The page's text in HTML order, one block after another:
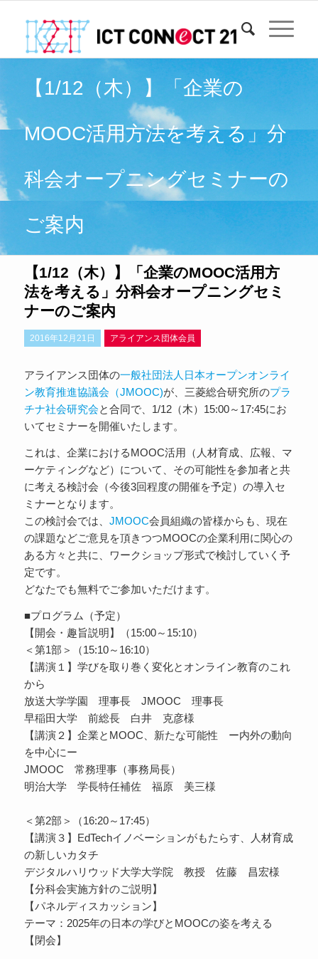
【1/12（木）】「企業の
MOOC活用方法を考える」分
科会オープニングセミナーの
ご案内
【1/12（木）】「企業のMOOC活用方
法を考える」分科会オープニングセミ
ナーのご案内
2016年12月21日 アライアンス団体会員
アライアンス団体の一般社団法人日本オープンオンライ
ン教育推進協議会（JMOOC)が、三菱総合研究所のプラ
チナ社会研究会と合同で、1/12（木）15:00～17:45にお
いてセミナーを開催いたします。
これは、企業におけるMOOC活用（人材育成、広報、マ
ーケティングなど）について、その可能性を参加者と共
に考える検討会（今後3回程度の開催を予定）の導入セ
ミナーとなります。
この検討会では、 JMOOC会員組織の皆様からも、現在
の課題などご意見を頂きつつMOOCの企業利用に関心の
ある方々と共に、ワークショップ形式で検討していく予
定です。
どなたでも無料でご参加いただけます。
■プログラム（予定）
【開会・趣旨説明】（15:00～15:10）
＜第1部＞（15:10～16:10）
【講演１】学びを取り巻く変化とオンライン教育のこれ
から
放送大学学園 理事長 JMOOC 理事長
早稲田大学 前総長 白井 克彦様
【講演２】企業とMOOC、新たな可能性 ー内外の動向
を中心にー
JMOOC 常務理事（事務局長）
明治大学 学長特任補佐 福原 美三様
＜第2部＞（16:20～17:45）
【講演３】EdTechイノベーションがもたらす、人材育成
の新しいカタチ
デジタルハリウッド大学大学院 教授 佐藤 昌宏様
【分科会実施方針のご説明】
【パネルディスカッション】
テーマ：2025年の日本の学びとMOOCの姿を考える
【閉会】